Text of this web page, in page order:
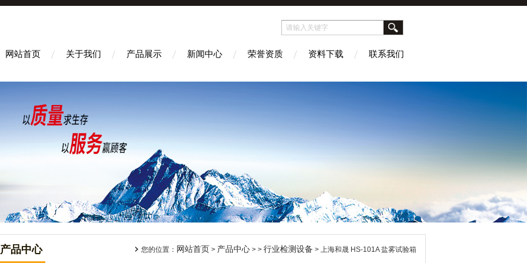
网站首页 关于我们 产品展示 新闻中心 荣誉资质 资料下载 联系我们
产品中心 您的位置： 网站首页 > 产品中心 > > 行业检测设备 > 上海和晟 HS-101A 盐雾试验箱